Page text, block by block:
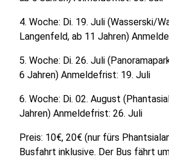
4. Woche: Di. 19. Juli (Wasserski/
Langenfeld, ab 11 Jahren)
5. Woche: Di. 26. Juli
6 Jahren) Anmeldefrist: 19. Juli
6. Woche: Di. 02. August
Jahren) Anmeldefrist: 26. Juli
Preis: 10€, 20€ (nur fürs
Busfahrt inklusive. Der Bus fährt